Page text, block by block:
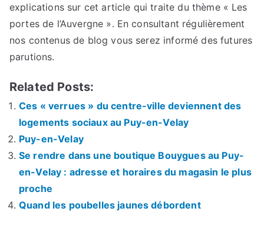
explications sur cet article qui traite du thème « Les
portes de l’Auvergne ». En consultant régulièrement
nos contenus de blog vous serez informé des futures
parutions.
Related Posts:
Ces « verrues » du centre-ville deviennent des
logements sociaux au Puy-en-Velay
Puy-en-Velay
Se rendre dans une boutique Bouygues au Puy-
en-Velay : adresse et horaires du magasin le plus
proche
Quand les poubelles jaunes débordent